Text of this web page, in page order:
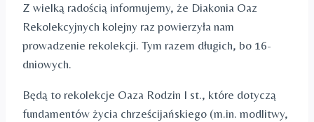
Z wielką radością informujemy, że Diakonia Oaz
Rekolekcyjnych kolejny raz powierzyła nam
prowadzenie rekolekcji. Tym razem długich, bo 16-
dniowych.
Będą to rekolekcje Oaza Rodzin I st., które dotyczą
fundamentów życia chrześcijańskiego (m.in. modlitwy,